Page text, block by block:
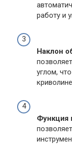
работу и
Наклон
углом,
Функция